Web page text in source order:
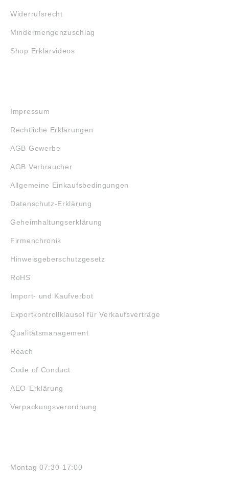
Widerrufsrecht
Mindermengenzuschlag
Shop Erklärvideos
Impressum
Rechtliche Erklärungen
AGB Gewerbe
AGB Verbraucher
Allgemeine Einkaufsbedingungen
Datenschutz-Erklärung
Geheimhaltungserklärung
Firmenchronik
Hinweisgeberschutzgesetz
RoHS
Import- und Kaufverbot
Exportkontrollklausel für Verkaufsverträge
Qualitätsmanagement
Reach
Code of Conduct
AEO-Erklärung
Verpackungsverordnung
Montag 07:30-17:00